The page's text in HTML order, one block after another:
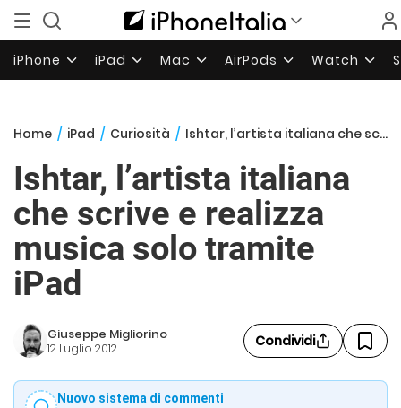
iPhone iPad Mac AirPods Watch
Home / iPad / Curiosità / Ishtar, l’artista italiana che scrive e realizza musica solo tramite iPad
Ishtar, l’artista italiana
che scrive e realizza
musica solo tramite
iPad
Giuseppe Migliorino
12 Luglio 2012 Condividi
Nuovo sistema di commenti